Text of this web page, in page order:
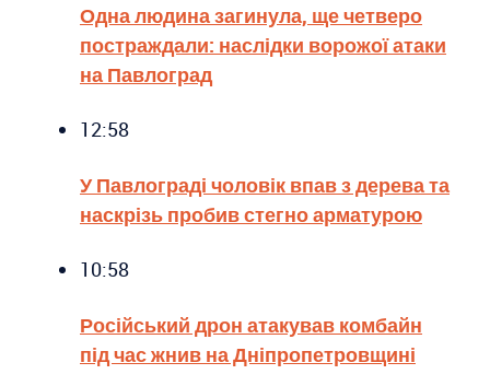
Одна людина загинула, ще четверо
постраждали: наслідки ворожої атаки
на Павлоград
12:58
У Павлограді чоловік впав з дерева та
наскрізь пробив стегно арматурою
10:58
Російський дрон атакував комбайн
під час жнив на Дніпропетровщині